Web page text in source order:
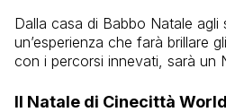
Dalla casa di Babbo Natale
un’esperienza che farà brillare
con i percorsi innevati, sarà un
Il Natale di Cinecittà World